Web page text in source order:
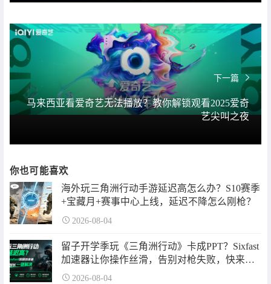
下一篇
马来西亚看爱奇艺无法播放？教你解锁观看2025爱奇
艺尖叫之夜
你也可能喜欢
海外玩三角洲行动手游延迟高怎么办？S10赛季
+宝藏月+赛事中心上线，延迟不降怎么刚枪？
2026-08-04
留子开学季玩《三角洲行动》卡成PPT？Sixfast
加速器让你操作丝滑，告别对枪失败，快来领
取超长免费加速时长啦~
2026-08-04